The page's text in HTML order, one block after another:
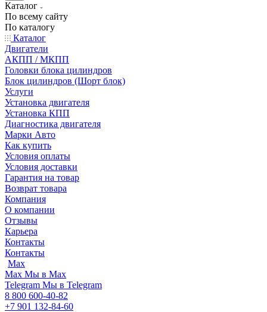
Каталог
По всему сайту
По каталогу
Каталог
Двигатели
АКПП / МКПП
Головки блока цилиндров
Блок цилиндров (Шорт блок)
Услуги
Установка двигателя
Установка КПП
Диагностика двигателя
Марки Авто
Как купить
Условия оплаты
Условия доставки
Гарантия на товар
Возврат товара
Компания
О компании
Отзывы
Карьера
Контакты
Контакты
Max
Max Мы в Max
Telegram Мы в Telegram
8 800 600-40-82
+7 901 132-84-60